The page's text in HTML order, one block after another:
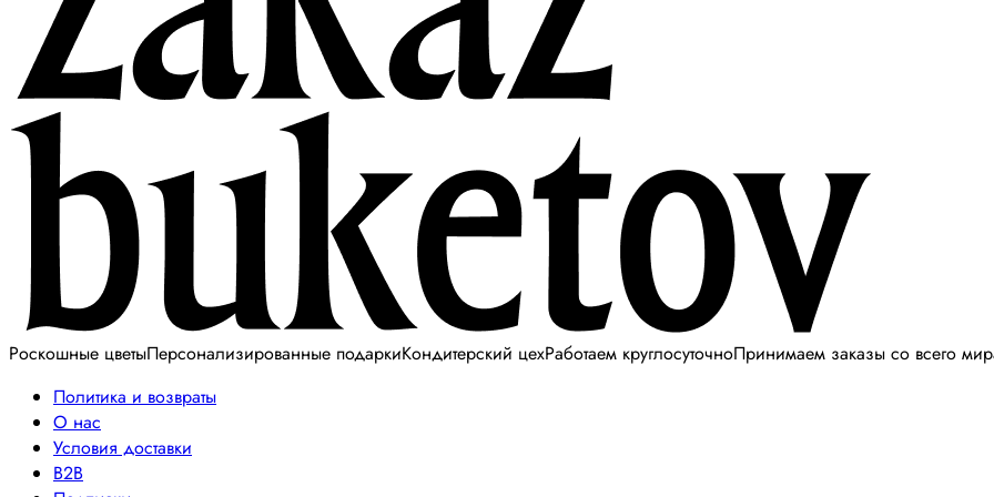
Роскошные цветыПерсонализированные подаркиКондитерский цехРаботаем круглосуточноПринимаем заказы со всего
Политика и возвраты
О нас
Условия доставки
B2B